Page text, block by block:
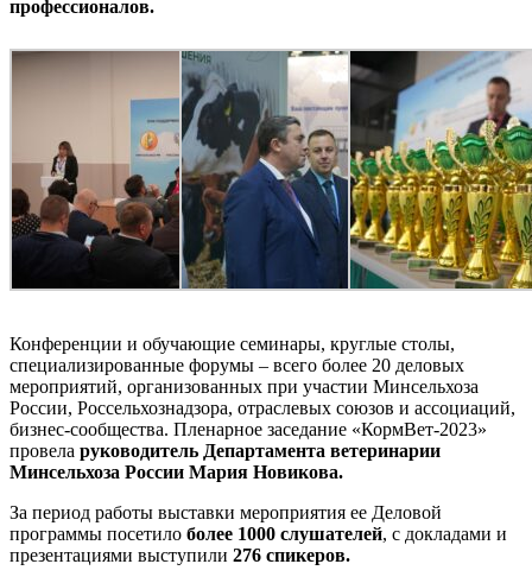
профессионалов.
Конференции и обучающие семинары, круглые столы,
специализированные форумы – всего более 20 деловых
мероприятий, организованных при участии Минсельхоза
России, Россельхознадзора, отраслевых союзов и ассоциаций,
бизнес-сообщества. Пленарное заседание «КормВет-2023»
провела руководитель Департамента ветеринарии
Минсельхоза России Мария Новикова.
За период работы выставки мероприятия ее Деловой
программы посетило более 1000 слушателей, с докладами и
презентациями выступили 276 спикеров.